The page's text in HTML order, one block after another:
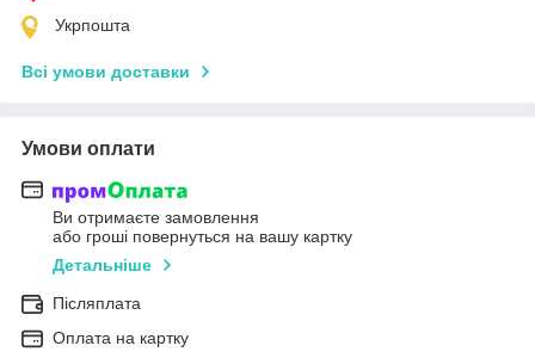
Укрпошта
Всі умови доставки
Умови оплати
Ви отримаєте замовлення
або гроші повернуться на вашу картку
Детальніше
Післяплата
Оплата на картку